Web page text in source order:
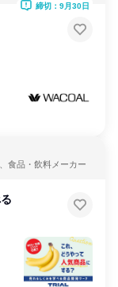
締切：9月30日
食品・飲料メーカー